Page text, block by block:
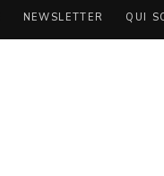
NEWSLETTER QUI